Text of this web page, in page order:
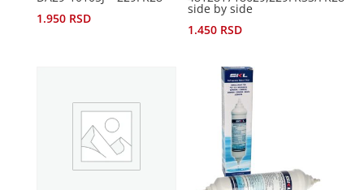
1.950 RSD
side by side
1.450 RSD